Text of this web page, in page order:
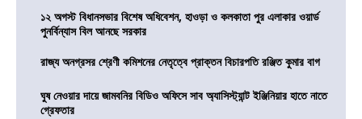
১২ অগস্ট বিধানসভার বিশেষ অধিবেশন, হাওড়া ও কলকাতা পুর এলাকার ওয়ার্ড
পুনর্বিন্যাস বিল আনছে সরকার
রাজ্য অনগ্রসর শ্রেণী কমিশনের নেতৃত্বে প্রাক্তন বিচারপতি রঞ্জিত কুমার বাগ
ঘুষ নেওয়ার দায়ে জামবনির বিডিও অফিসে সাব অ্যাসিস্ট্যান্ট ইঞ্জিনিয়ার হাতে নাতে
গ্রেফতার